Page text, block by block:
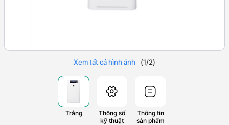
Xem tất cả hình ảnh (1/2)
Trắng
Thông số
kỹ thuật
Thông tin
sản phẩm